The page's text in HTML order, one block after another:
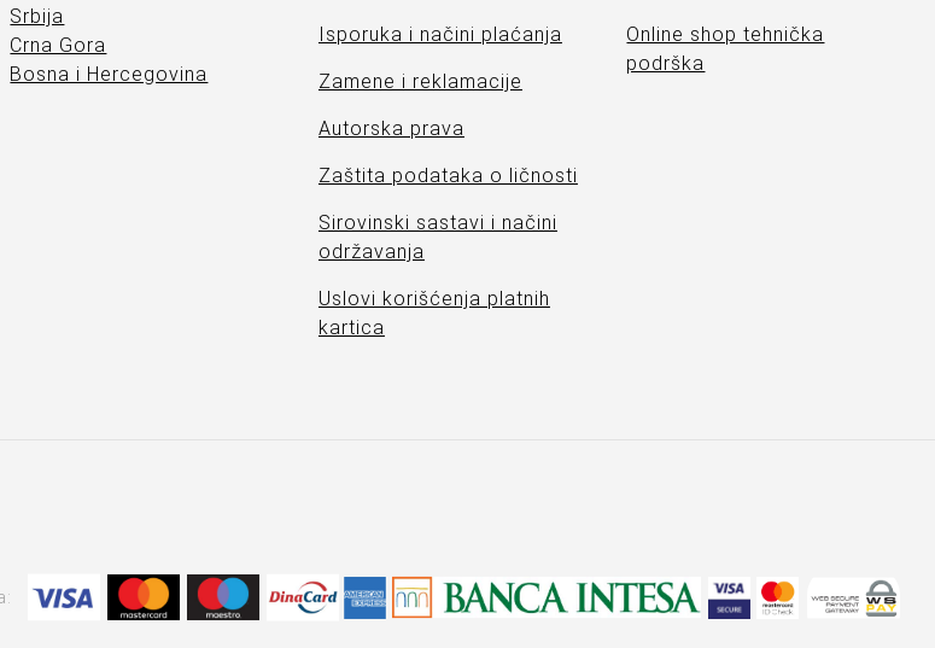
Srbija
Crna Gora
Bosna i Hercegovina
Isporuka i načini plaćanja
Zamene i reklamacije
Autorska prava
Zaštita podataka o ličnosti
Sirovinski sastavi i načini
održavanja
Uslovi korišćenja platnih
kartica
Online shop tehnička
podrška